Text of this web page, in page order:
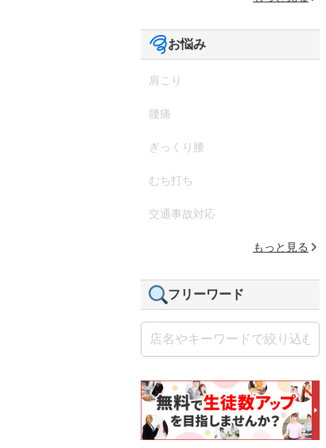
お悩み
肩こり
腰痛
ぎっくり腰
むち打ち
交通事故対応
もっと見る
フリーワード